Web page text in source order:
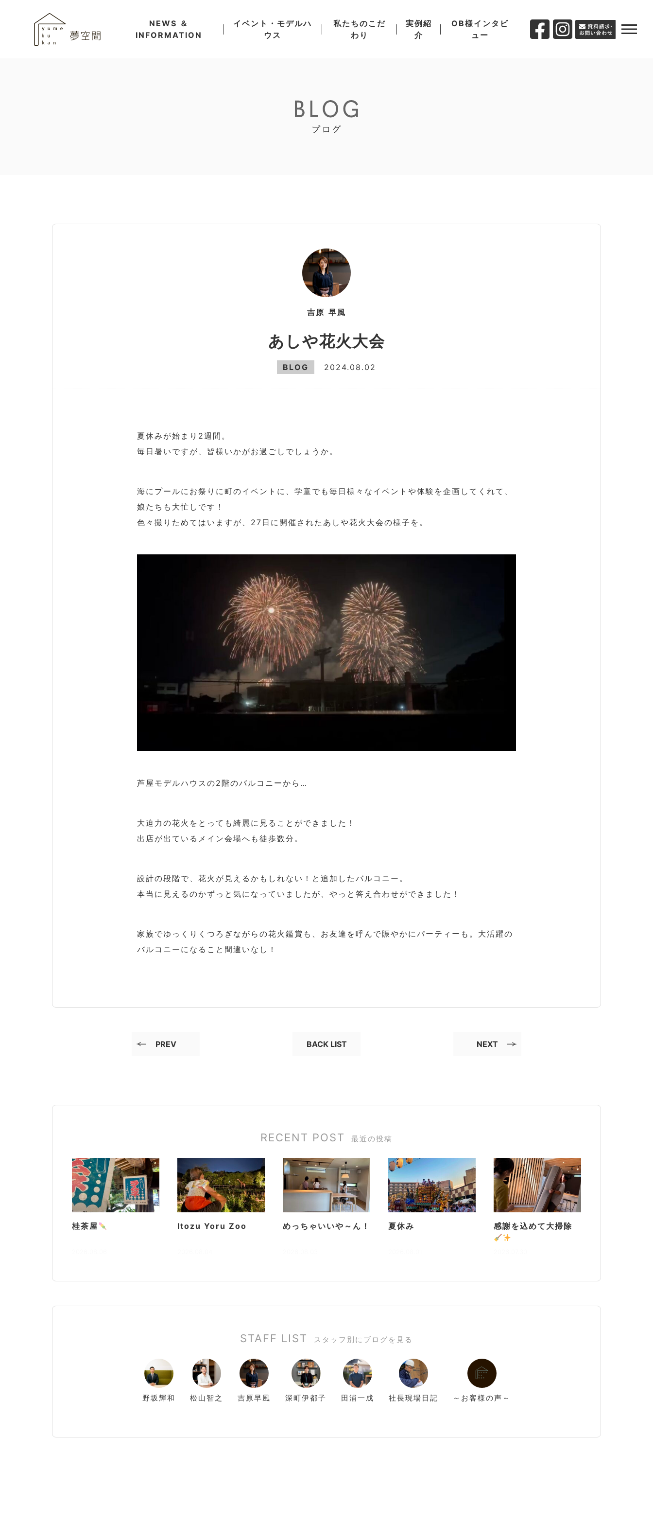
NEWS ＆
INFORMATION
イベント・モデルハ
ウス
私たちのこだ
わり
実例紹
介
OB様インタビ
ュー
吉原 早風
あしや花火大会
BLOG 2024.08.02
夏休みが始まり2週間。
毎日暑いですが、皆様いかがお過ごしでしょうか。
海にプールにお祭りに町のイベントに、学童でも毎日様々なイベントや体験を企画してくれて、
娘たちも大忙しです！
色々撮りためてはいますが、27日に開催されたあしや花火大会の様子を。
芦屋モデルハウスの2階のバルコニーから…
大迫力の花火をとっても綺麗に見ることができました！
出店が出ているメイン会場へも徒歩数分。
設計の段階で、花火が見えるかもしれない！と追加したバルコニー。
本当に見えるのかずっと気になっていましたが、やっと答え合わせができました！
家族でゆっくりくつろぎながらの花火鑑賞も、お友達を呼んで賑やかにパーティーも。大活躍の
バルコニーになること間違いなし！
PREV BACK LIST NEXT
RECENT POST 最近の投稿
桂茶屋 Itozu Yoru Zoo めっちゃいいや～ん！ 夏休み 感謝を込めて大掃除
STAFF LIST スタッフ別にブログを見る
野坂輝和 松山 智之 吉原早風 深町伊都子 田浦一成 社長現場日記 ～お客様の声～